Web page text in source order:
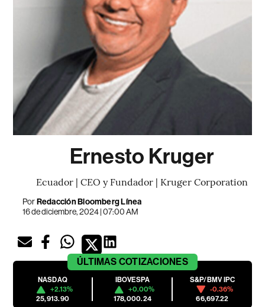
Ernesto Kruger
Ecuador | CEO y Fundador | Kruger Corporation
PorRedacción Bloomberg Línea
16 de diciembre, 2024 | 07:00 AM
ÚLTIMAS COTIZACIONES
NASDAQ
+2.13%
25,913.90
IBOVESPA
+0.00%
178,000.24
S&P/BMV IPC
-0.36%
66,697.22